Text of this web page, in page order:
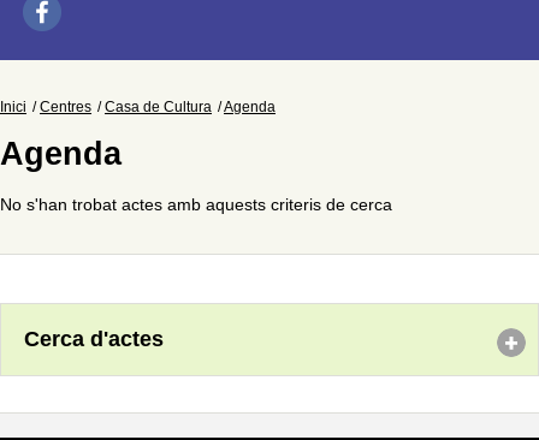
Inici Centres Casa de Cultura Agenda
Agenda
No s'han trobat actes amb aquests criteris de cerca
Cerca d'actes